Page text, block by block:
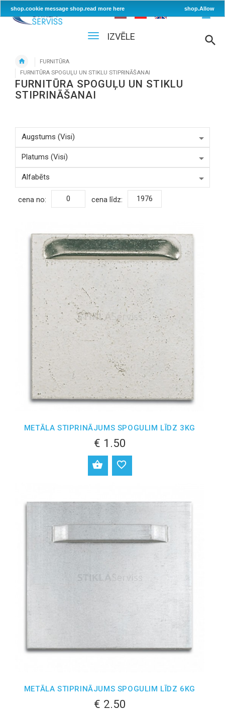
IZVĒLE
FURNITŪRA
FURNITŪRA SPOGUĻU UN STIKLU STIPRINĀŠANAI
FURNITŪRA SPOGUĻU UN STIKLU
STIPRINĀŠANAI
cena no: cena līdz:
METĀLA STIPRINĀJUMS SPOGULIM LĪDZ 3KG
€ 1.50
PIEVIENOT
METĀLA STIPRINĀJUMS SPOGULIM LĪDZ 6KG
€ 2.50
shop.cookie message shop.read more here shop.Allow